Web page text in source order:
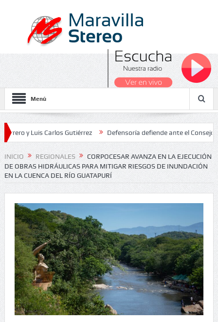
Menú
Carlos Gutiérrez Defensoría defiende ante el Consejo de
Nacionales 2026
INICIO REGIONALES
CORPOCESAR AVANZA EN LA EJECUCIÓN
DE OBRAS HIDRÁULICAS PARA MITIGAR RIESGOS DE INUNDACIÓN
EN LA CUENCA DEL RÍO GUATAPURÍ